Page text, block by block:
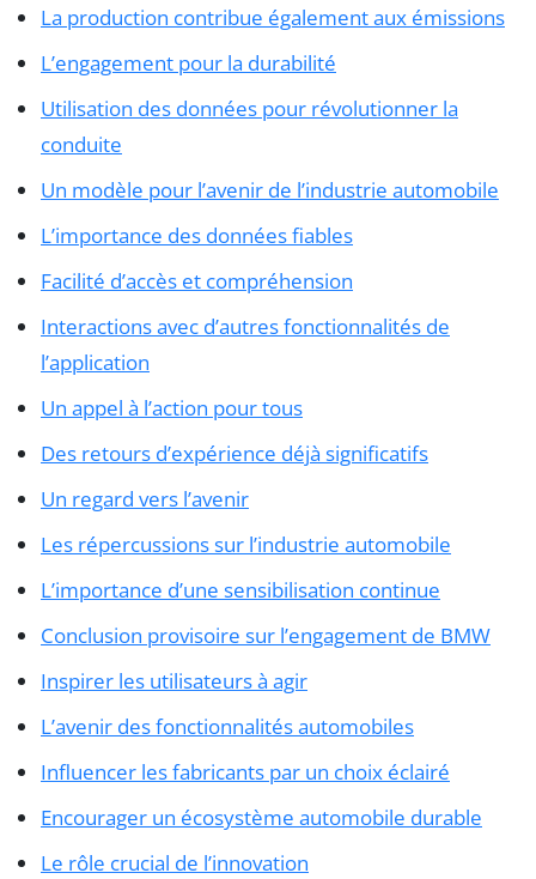
La production contribue également aux émissions
L’engagement pour la durabilité
Utilisation des données pour révolutionner la
conduite
Un modèle pour l’avenir de l’industrie automobile
L’importance des données fiables
Facilité d’accès et compréhension
Interactions avec d’autres fonctionnalités de
l’application
Un appel à l’action pour tous
Des retours d’expérience déjà significatifs
Un regard vers l’avenir
Les répercussions sur l’industrie automobile
L’importance d’une sensibilisation continue
Conclusion provisoire sur l’engagement de BMW
Inspirer les utilisateurs à agir
L’avenir des fonctionnalités automobiles
Influencer les fabricants par un choix éclairé
Encourager un écosystème automobile durable
Le rôle crucial de l’innovation